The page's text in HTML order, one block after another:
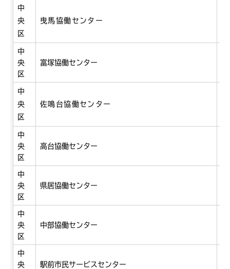
中
央
区
曳馬協働センター
中
央
区
富塚協働センター
中
央
区
佐鳴台協働センター
中
央
区
高台協働センター
中
央
区
県居協働センター
中
央
区
中部協働センター
中
央
駅前市民サービスセンター